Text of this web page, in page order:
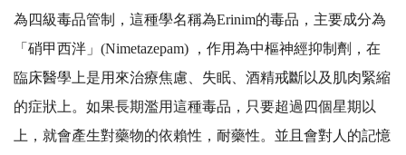
為四級毒品管制，這種學名稱為Erinim的毒品，主要成分為
「硝甲西泮」(Nimetazepam) ，作用為中樞神經抑制劑，在
臨床醫學上是用來治療焦慮、失眠、酒精戒斷以及肌肉緊縮
的症狀上。如果長期濫用這種毒品，只要超過四個星期以
上，就會產生對藥物的依賴性，耐藥性。並且會對人的記憶